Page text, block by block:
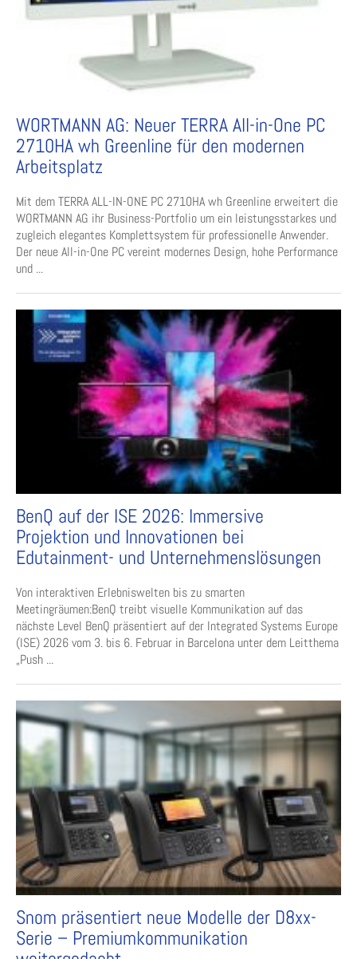
WORTMANN AG: Neuer TERRA All-in-One PC
2710HA wh Greenline für den modernen
Arbeitsplatz
Mit dem TERRA ALL-IN-ONE PC 2710HA wh Greenline erweitert die
WORTMANN AG ihr Business-Portfolio um ein leistungsstarkes und
zugleich elegantes Komplettsystem für professionelle Anwender.
Der neue All-in-One PC vereint modernes Design, hohe Performance
und ...
BenQ auf der ISE 2026: Immersive
Projektion und Innovationen bei
Edutainment- und Unternehmenslösungen
Von interaktiven Erlebniswelten bis zu smarten
Meetingräumen:BenQ treibt visuelle Kommunikation auf das
nächste Level BenQ präsentiert auf der Integrated Systems Europe
(ISE) 2026 vom 3. bis 6. Februar in Barcelona unter dem Leitthema
„Push ...
Snom präsentiert neue Modelle der D8xx-
Serie – Premiumkommunikation